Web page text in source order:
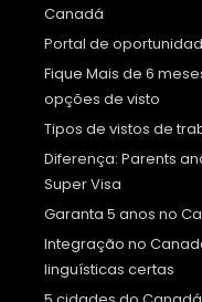
Canadá
Portal de
Fique Mais de 6
opções de visto
Tipos de vistos de
Diferença: Parents
Super Visa
Garanta 5 anos no
Integração no
linguísticas certas